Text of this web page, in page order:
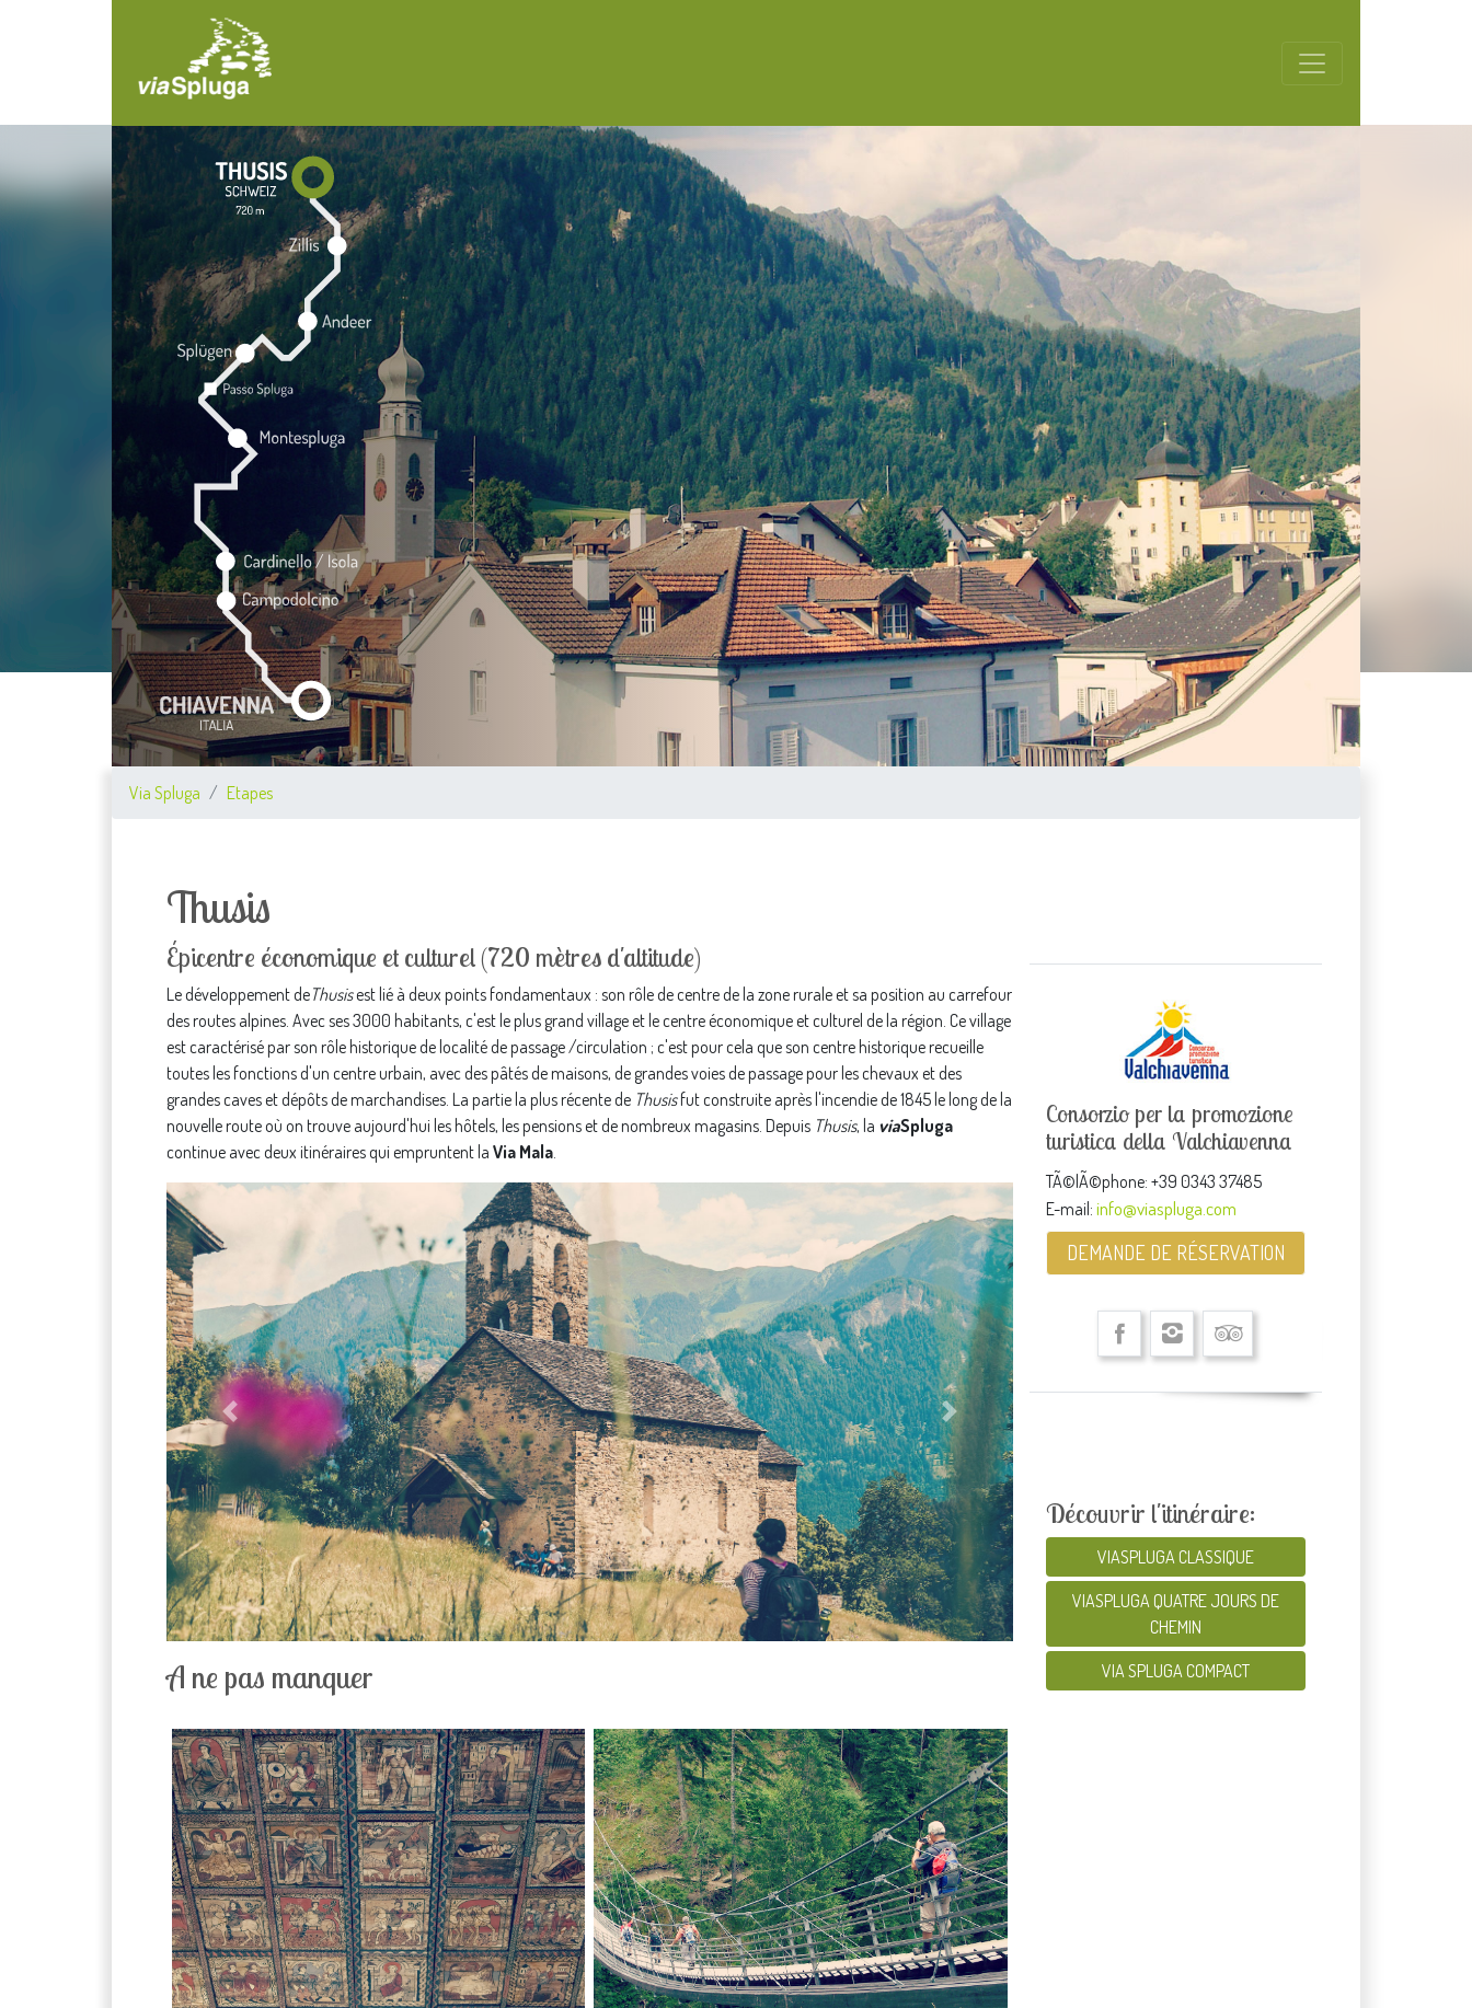
Via Spluga Etapes
Thusis
Épicentre économique et culturel (720 mètres d'altitude)
Le développement deThusisest lié à deux points fondamentaux : son rôle de centre de la zone rurale et sa position au carrefour
des routes alpines. Avec ses 3000 habitants, c'est le plus grand village et le centre économique et culturel de la région. Ce village
est caractérisé par son rôle historique de localité de passage /circulation ; c'est pour cela que son centre historique recueille
toutes les fonctions d'un centre urbain, avec des pâtés de maisons, de grandes voies de passage pour les chevaux et des
grandes caves et dépôts de marchandises. La partie la plus récente de Thusisfut construite après l'incendie de 1845 le long de la
nouvelle route où on trouve aujourd'hui les hôtels, les pensions et de nombreux magasins. Depuis Thusis, la viaSpluga
continue avec deux itinéraires qui empruntent la Via Mala.
Previous Next
A ne pas manquer
Consorzio per la promozione
turistica della Valchiavenna
TÃ©lÃ©phone: +39 0343 37485
E-mail: info@viaspluga.com
DEMANDE DE RÉSERVATION
  
Découvrir l'itinéraire:
VIASPLUGA CLASSIQUE
VIASPLUGA QUATRE JOURS DE
CHEMIN
VIA SPLUGA COMPACT